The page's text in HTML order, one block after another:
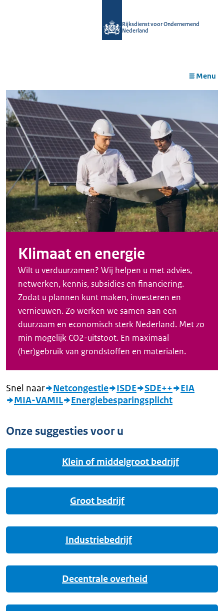
Rijksdienst voor Ondernemend
Nederland
Menu
Klimaat en energie
Wilt u verduurzamen? Wij helpen u met advies,
netwerken, kennis, subsidies en financiering.
Zodat u plannen kunt maken, investeren en
vernieuwen. Zo werken we samen aan een
duurzaam en economisch sterk Nederland. Met zo
min mogelijk CO2-uitstoot. En maximaal
(her)gebruik van grondstoffen en materialen.
Snel naar Netcongestie ISDE SDE++
EIA
MIA-VAMIL
Energiebesparingsplicht
Onze suggesties voor u
Klein of middelgroot bedrijf
Groot bedrijf
Industriebedrijf
Decentrale overheid